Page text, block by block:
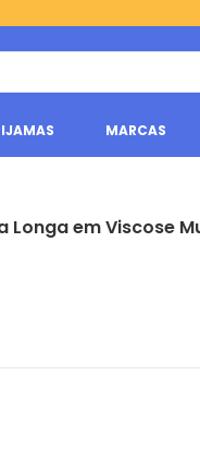
MARCAS
Longa em Viscose